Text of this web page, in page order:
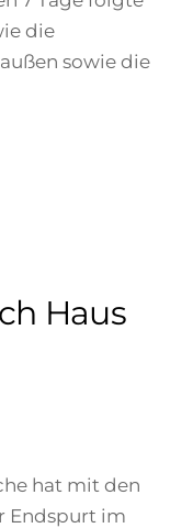
die
sowie die
Haus
hat mit den
Endspurt im